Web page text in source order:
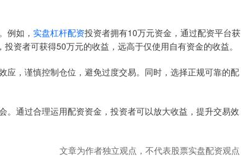
例如， 实盘杠杆配资投资者拥有10万元资金，通过配资平台获
资者可获得50万元的收益，远高于仅使用自有资金的收益。
应，谨慎控制仓位，避免过度交易。同时，选择正规可靠的配
通过合理运用配资资金，投资者可以放大收益，提升交易效
文章为作者独立观点，不代表股票实盘配资观点